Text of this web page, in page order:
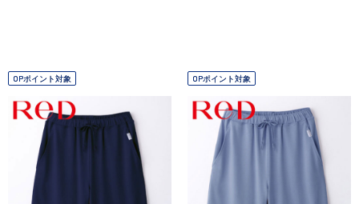
OPポイント対象 OPポイント対象